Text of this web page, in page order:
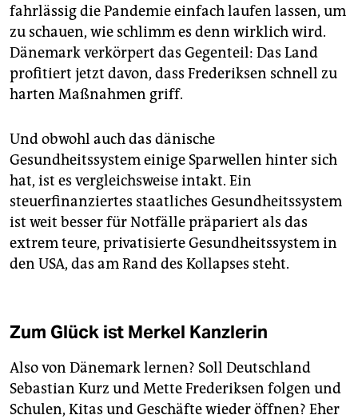
fahrlässig die Pandemie einfach laufen lassen, um
zu schauen, wie schlimm es denn wirklich wird.
Dänemark verkörpert das Gegenteil: Das Land
profitiert jetzt davon, dass Frederiksen schnell zu
harten Maßnahmen griff.
Und obwohl auch das dänische
Gesundheitssystem einige Sparwellen hinter sich
hat, ist es vergleichsweise intakt. Ein
steuerfinanziertes staatliches Gesundheitssystem
ist weit besser für Notfälle präpariert als das
extrem teure, privatisierte Gesundheitssystem in
den USA, das am Rand des Kollapses steht.
Zum Glück ist Merkel Kanzlerin
Also von Dänemark lernen? Soll Deutschland
Sebastian Kurz und Mette Frederiksen folgen und
Schulen, Kitas und Geschäfte wieder öffnen? Eher